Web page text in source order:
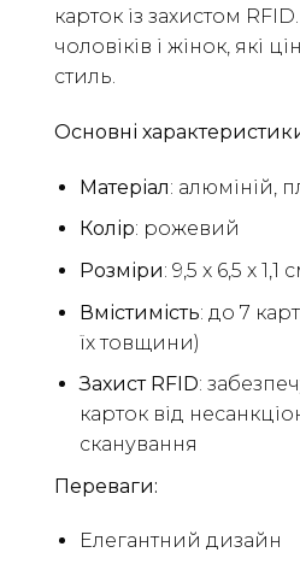
карток із захистом
чоловіків і жінок, які
стиль.
Основні
Матеріал: алюміній,
Колір: рожевий
Розміри: 9,5 x 6,5 x 1,1
Вмістимість: до 7
їх товщини)
Захист RFID:
карток від
сканування
Переваги:
Елегантний дизайн